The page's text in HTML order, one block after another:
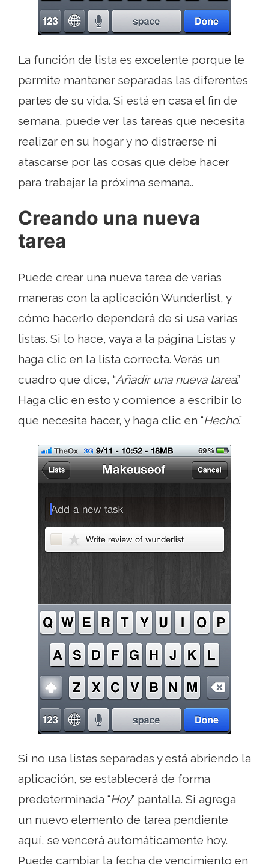
La función de lista es excelente porque le
permite mantener separadas las diferentes
partes de su vida. Si está en casa el fin de
semana, puede ver las tareas que necesita
realizar en su hogar y no distraerse ni
atascarse por las cosas que debe hacer
para trabajar la próxima semana..
Creando una nueva
tarea
Puede crear una nueva tarea de varias
maneras con la aplicación Wunderlist, y
cómo hacerlo dependerá de si usa varias
listas. Si lo hace, vaya a la página Listas y
haga clic en la lista correcta. Verás un
cuadro que dice, “Añadir una nueva tarea.”
Haga clic en esto y comience a escribir lo
que necesita hacer, y haga clic en “Hecho.”
Si no usa listas separadas y está abriendo la
aplicación, se establecerá de forma
predeterminada “Hoy” pantalla. Si agrega
un nuevo elemento de tarea pendiente
aquí, se vencerá automáticamente hoy.
Puede cambiar la fecha de vencimiento en